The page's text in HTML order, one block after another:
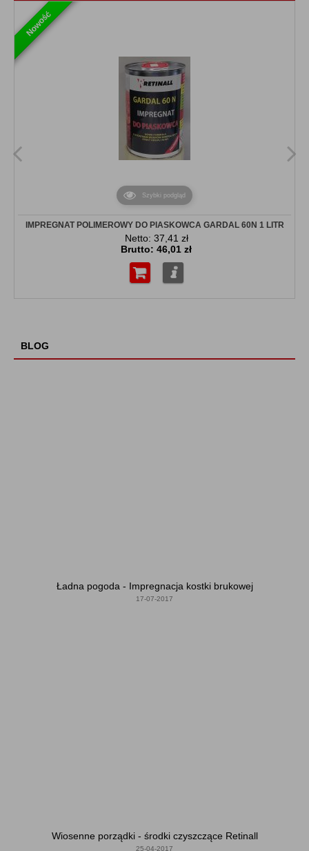
Nowość
Szybki podgląd
IMPREGNAT POLIMEROWY DO PIASKOWCA GARDAL 60N 1 LITR
Netto: 37,41 zł
Brutto: 46,01 zł
Więcej...
BLOG
Ładna pogoda - Impregnacja kostki brukowej
17-07-2017
Wiosenne porządki - środki czyszczące Retinall
25-04-2017